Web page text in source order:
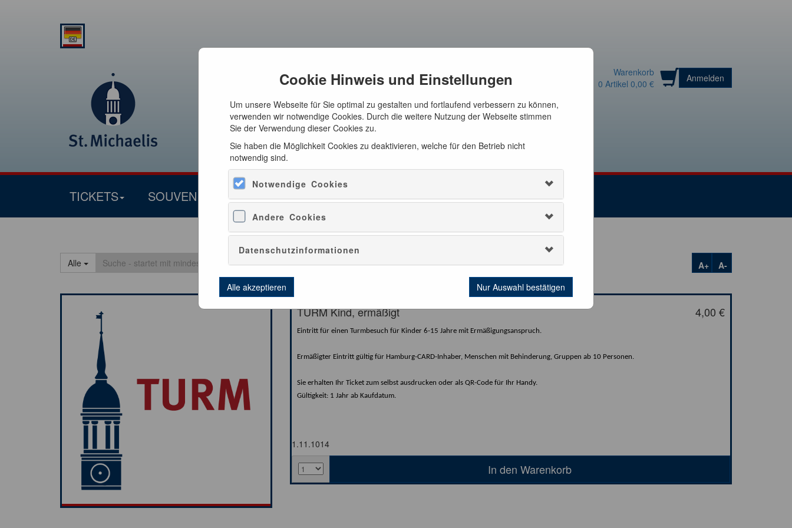
Cookie Hinweis und Einstellungen
Um unsere Webseite für Sie optimal zu gestalten und fortlaufend verbessern zu können,
verwenden wir notwendige Cookies. Durch die weitere Nutzung der Webseite stimmen
Sie der Verwendung dieser Cookies zu.
Sie haben die Möglichkeit Cookies zu deaktivieren, welche für den Betrieb nicht
notwendig sind.
Notwendige Cookies
Andere Cookies
Datenschutzinformationen
Alle akzeptieren Nur Auswahl bestätigen
Warenkorb
0 Artikel 0,00 €
Anmelden
TICKETS SOUVENIRS
Alle A-
A+
4,00 €
TURM Kind, ermäßigt
Eintritt für einen Turmbesuch für Kinder 6-15 Jahre mit Ermäßigungsanspruch.
Ermäßigter Eintritt gültig für Hamburg-CARD-Inhaber, Menschen mit Behinderung, Gruppen ab 10 Personen.
Sie erhalten Ihr Ticket zum selbst ausdrucken oder als QR-Code für Ihr Handy.
Gültigkeit: 1 Jahr ab Kaufdatum.
1.11.1014